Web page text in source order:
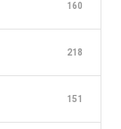
160
218
151